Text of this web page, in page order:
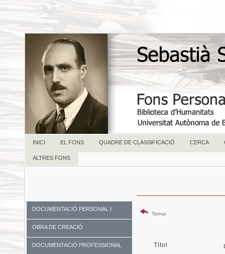
INICI EL FONS QUADRE DE CLASSIFICACIÓ CERCA
ALTRES FONS
DOCUMENTACIÓ PERSONAL I
FAMILIAR
OBRA DE CREACIÓ
DOCUMENTACIÓ PROFESSIONAL
Tornar
Títol